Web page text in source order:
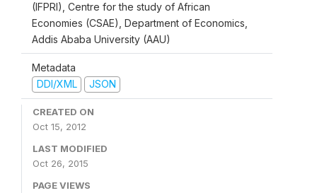
(IFPRI), Centre for the study of African
Economies (CSAE), Department of Economics,
Addis Ababa University (AAU)
Metadata
DDI/XML
JSON
CREATED ON
Oct 15, 2012
LAST MODIFIED
Oct 26, 2015
PAGE VIEWS